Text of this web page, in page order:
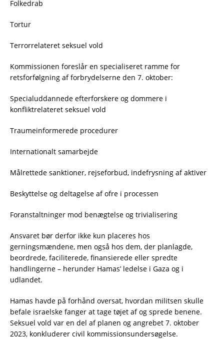
Folkedrab
Tortur
Terrorrelateret seksuel vold
Kommissionen foreslår en specialiseret ramme for
retsforfølgning af forbrydelserne den 7. oktober:
Specialuddannede efterforskere og dommere i
konfliktrelateret seksuel vold
Traumeinformerede procedurer
Internationalt samarbejde
Målrettede sanktioner, rejseforbud, indefrysning af aktiver
Beskyttelse og deltagelse af ofre i processen
Foranstaltninger mod benægtelse og trivialisering
Ansvaret bør derfor ikke kun placeres hos
gerningsmændene, men også hos dem, der planlagde,
beordrede, faciliterede, finansierede eller spredte
handlingerne – herunder Hamas’ ledelse i Gaza og i
udlandet.
Hamas havde på forhånd oversat, hvordan militsen skulle
befale israelske fanger at tage tøjet af og sprede benene.
Seksuel vold var en del af planen og angrebet 7. oktober
2023, konkluderer civil kommissionsundersøgelse.